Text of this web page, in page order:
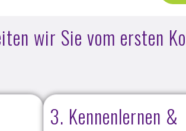
wir Sie vom ersten
3. Kennenlernen &